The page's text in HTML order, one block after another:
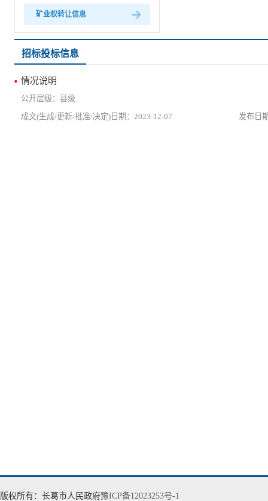
矿业权转让信息
招标投标信息
情况说明
县级
2023-12-07
版权所有：长葛市人民政府豫ICP备12023253号-1